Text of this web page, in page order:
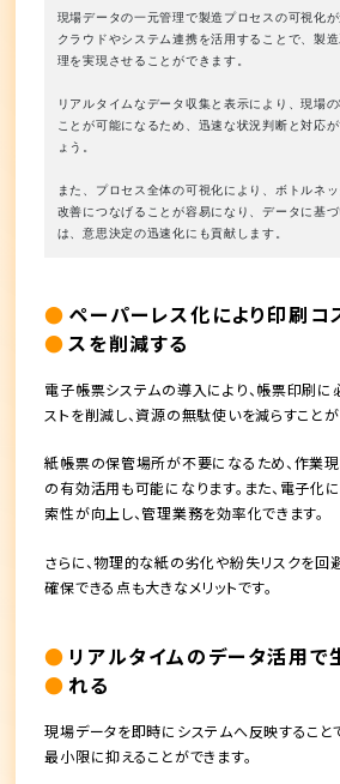
現場データの一元管理で製造プロセスの可視化
クラウドやシステム連携を活用することで、製
理を実現させることができます。
リアルタイムなデータ収集と表示により、現場
ことが可能になるため、迅速な状況判断と対応
ょう。
また、プロセス全体の可視化により、ボトルネ
改善につなげることが容易になり、データに基
は、意思決定の迅速化にも貢献します。
ペーパーレス化により印刷コ
スを削減する
電子帳票システムの導入により、帳票印刷に
ストを削減し、資源の無駄使いを減らすことが
紙帳票の保管場所が不要になるため、作業現
の有効活用も可能になります。また、電子化
索性が向上し、管理業務を効率化できます。
さらに、物理的な紙の劣化や紛失リスクを回
確保できる点も大きなメリットです。
リアルタイムのデータ活用
れる
現場データを即時にシステムへ反映すること
最小限に抑えることができます。